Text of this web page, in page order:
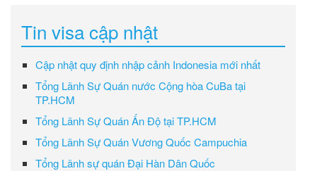
Tin visa cập nhật
Cập nhật quy định nhập cảnh Indonesia mới nhất
Tổng Lãnh Sự Quán nước Cộng hòa CuBa tại
TP.HCM
Tổng Lãnh Sự Quán Ấn Độ tại TP.HCM
Tổng Lãnh Sự Quán Vương Quốc Campuchia
Tổng Lãnh sự quán Đại Hàn Dân Quốc